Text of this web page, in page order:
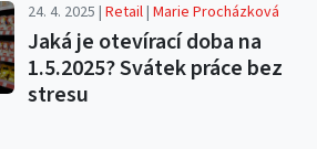
24. 4. 2025 |Retail|Marie Procházková
Jaká je otevírací doba na
1.5.2025? Svátek práce bez
stresu